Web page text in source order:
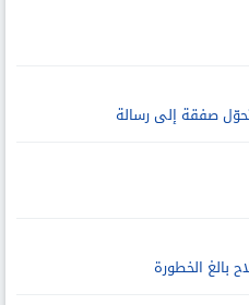
صفقة إلى رسالة
بالغ الخطورة